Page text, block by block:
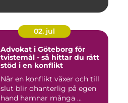
02. jul
Advokat i Göteborg för
tvistemål - så hittar du rätt
stöd i en konflikt
När en konflikt växer och till
slut blir ohanterlig på egen
hand hamnar många ...